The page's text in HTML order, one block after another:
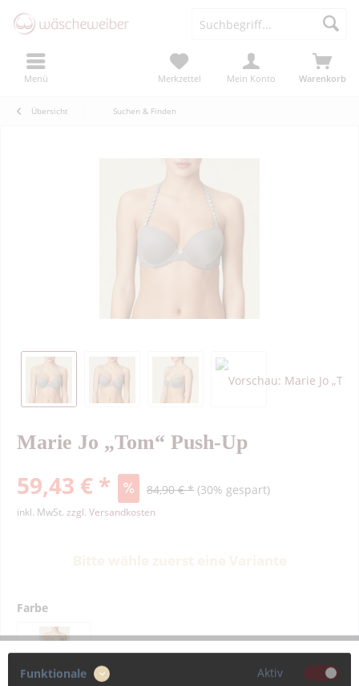
Menü Warenkorb
Merkzettel Mein Konto
Übersicht Suchen & Finden
Marie Jo „Tom“ Push-Up
59,43 € * 84,90 € * (30% gespart)
inkl. MwSt. zzgl. Versandkosten
Farbe
Funktionale Aktiv